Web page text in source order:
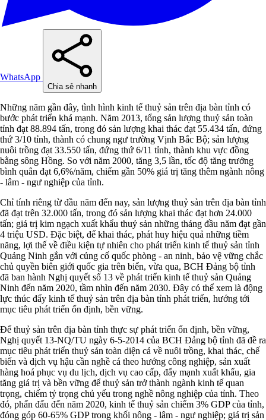
WhatsApp
Chia sẻ nhanh
Những năm gần đây, tình hình kinh tế thuỷ sản trên địa bàn tỉnh có
bước phát triển khá mạnh. Năm 2013, tổng sản lượng thuỷ sản toàn
tỉnh đạt 88.894 tấn, trong đó sản lượng khai thác đạt 55.434 tấn, đứng
thứ 3/10 tỉnh, thành có chung ngư trường Vịnh Bắc Bộ; sản lượng
nuôi trồng đạt 33.550 tấn, đứng thứ 6/11 tỉnh, thành khu vực đồng
bằng sông Hồng. So với năm 2000, tăng 3,5 lần, tốc độ tăng trưởng
bình quân đạt 6,6%/năm, chiếm gần 50% giá trị tăng thêm ngành nông
- lâm - ngư nghiệp của tỉnh.
Chỉ tính riêng từ đầu năm đến nay, sản lượng thuỷ sản trên địa bàn tỉnh
đã đạt trên 32.000 tấn, trong đó sản lượng khai thác đạt hơn 24.000
tấn; giá trị kim ngạch xuất khẩu thuỷ sản những tháng đầu năm đạt gần
4 triệu USD. Đặc biệt, để khai thác, phát huy hiệu quả những tiềm
năng, lợi thế về điều kiện tự nhiên cho phát triển kinh tế thuỷ sản tỉnh
Quảng Ninh gắn với củng cố quốc phòng - an ninh, bảo vệ vững chắc
chủ quyền biên giới quốc gia trên biển, vừa qua, BCH Đảng bộ tỉnh
đã ban hành Nghị quyết số 13 về phát triển kinh tế thuỷ sản Quảng
Ninh đến năm 2020, tầm nhìn đến năm 2030. Đây có thể xem là động
lực thúc đẩy kinh tế thuỷ sản trên địa bàn tỉnh phát triển, hướng tới
mục tiêu phát triển ổn định, bền vững.
Để thuỷ sản trên địa bàn tỉnh thực sự phát triển ổn định, bền vững,
Nghị quyết 13-NQ/TU ngày 6-5-2014 của BCH Đảng bộ tỉnh đã đề ra
mục tiêu phát triển thuỷ sản toàn diện cả về nuôi trồng, khai thác, chế
biến và dịch vụ hậu cần nghề cá theo hướng công nghiệp, sản xuất
hàng hoá phục vụ du lịch, dịch vụ cao cấp, đẩy mạnh xuất khẩu, gia
tăng giá trị và bền vững để thuỷ sản trở thành ngành kinh tế quan
trọng, chiếm tỷ trọng chủ yếu trong nghề nông nghiệp của tỉnh. Theo
đó, phấn đấu đến năm 2020, kinh tế thuỷ sản chiếm 3% GDP của tỉnh,
đóng góp 60-65% GDP trong khối nông - lâm - ngư nghiệp; giá trị sản